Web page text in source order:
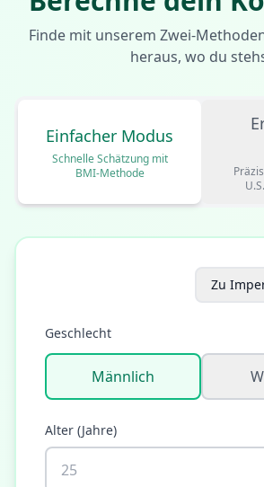
Finde mit unserem Zwei-
heraus, wo du
Einfacher Modus
Schnelle Schätzung mit
BMI-Methode
Zu
Geschlecht
Männlich
Alter (Jahre)